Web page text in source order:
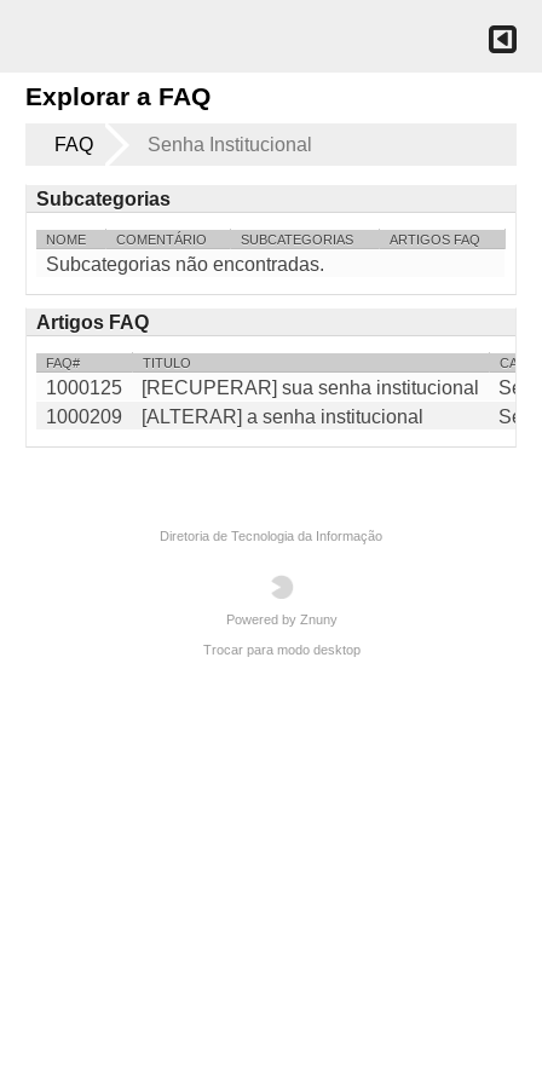
Explorar a FAQ
FAQ Senha Institucional
Subcategorias
NOME COMENTÁRIO SUBCATEGORIAS ARTIGOS FAQ
Subcategorias não encontradas.
Artigos FAQ
FAQ# TITULO
1000125 [RECUPERAR] sua senha institucional
1000209
[ALTERAR] a senha institucional
Diretoria de Tecnologia da Informação
Powered by Znuny
Trocar para modo desktop